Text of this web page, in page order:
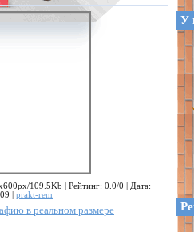
109.5Kb | Рейтинг: 0.0/0 | Дата:
| prakt-rem
в реальном размере
У